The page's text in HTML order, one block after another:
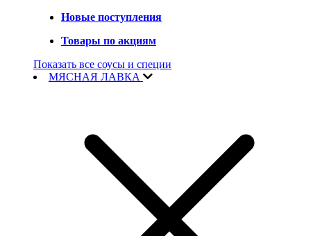
Новые поступления
Товары по акциям
Показать все соусы и специи
МЯСНАЯ ЛАВКА